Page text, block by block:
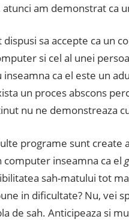
am demonstrat ca
sa accepte ca un
si cel al unei
ca el este un
un proces abscons
nu ne demonstreaza
programe sunt
computer inseamna ca el
sah-matului tot
in dificultate? Nu, vei
de sah. Anticipeaza si